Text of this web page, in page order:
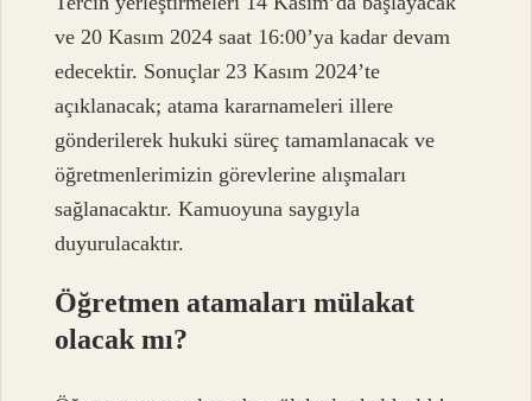
ve 20 Kasım 2024 saat 16:00’ya kadar devam
edecektir. Sonuçlar 23 Kasım 2024’te
açıklanacak; atama kararnameleri illere
gönderilerek hukuki süreç tamamlanacak ve
öğretmenlerimizin görevlerine alışmaları
sağlanacaktır. Kamuoyuna saygıyla
duyurulacaktır.
Öğretmen atamaları mülakat
olacak mı?